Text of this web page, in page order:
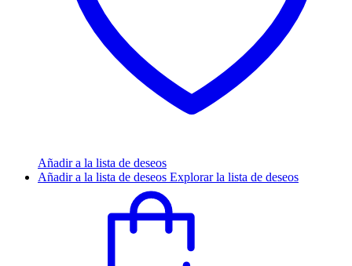
Añadir a la lista de deseos
Añadir a la lista de deseos Explorar la lista de deseos